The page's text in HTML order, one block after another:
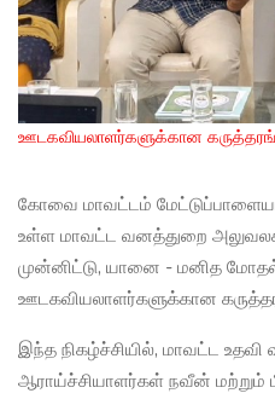
ஊடகவியலாளர்களுக்கான
கோவை மாவட்டம்
உள்ள மாவட்ட வனத்துறை
முன்னிட்டு, யானை - மனித மோதல்
ஊடகவியலாளர்களுக்கான
இந்த நிகழ்ச்சியில், மாவட்ட உதவி
ஆராய்ச்சியாளர்கள் நவீன்